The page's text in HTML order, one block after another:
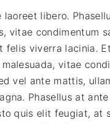
laoreet libero.
vitae condimentum
felis viverra lacinia.
vitae
vel ante mattis,
Phasellus at
quis elit feugiat, at